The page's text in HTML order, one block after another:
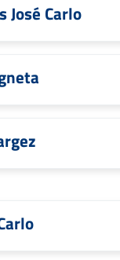
José Carlo